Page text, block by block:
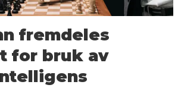
fremdeles
for bruk av